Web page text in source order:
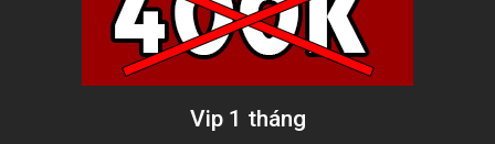
Vip 1 tháng